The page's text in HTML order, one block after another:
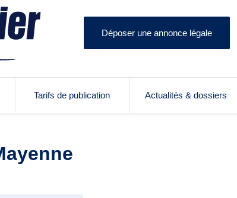
Déposer une annonce légale
Tarifs de publication Actualités & dossiers